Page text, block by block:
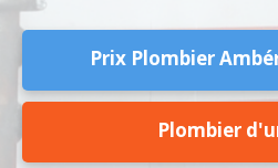
Prix Plombier
Plombier